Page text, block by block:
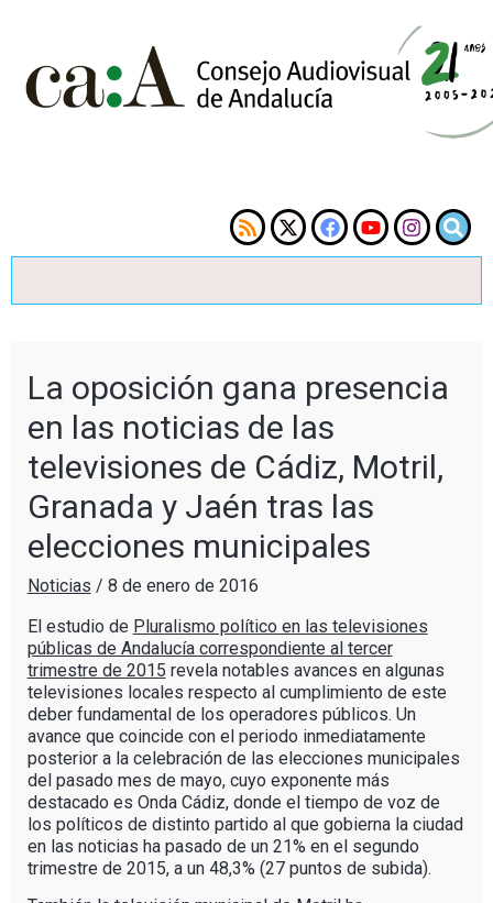
La oposición gana presencia
en las noticias de las
televisiones de Cádiz, Motril,
Granada y Jaén tras las
elecciones municipales
Noticias / 8 de enero de 2016
El estudio de Pluralismo político en las televisiones
públicas de Andalucía correspondiente al tercer
trimestre de 2015 revela notables avances en algunas
televisiones locales respecto al cumplimiento de este
deber fundamental de los operadores públicos. Un
avance que coincide con el periodo inmediatamente
posterior a la celebración de las elecciones municipales
del pasado mes de mayo, cuyo exponente más
destacado es Onda Cádiz, donde el tiempo de voz de
los políticos de distinto partido al que gobierna la ciudad
en las noticias ha pasado de un 21% en el segundo
trimestre de 2015, a un 48,3% (27 puntos de subida).